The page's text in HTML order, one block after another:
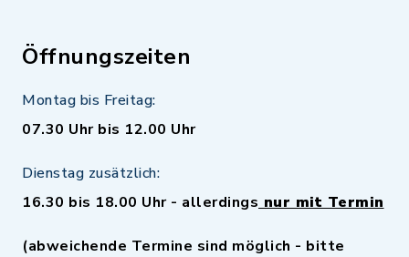
Öffnungszeiten
Montag bis Freitag:
07.30 Uhr bis 12.00 Uhr
Dienstag zusätzlich:
16.30 bis 18.00 Uhr - allerdings nur mit Termin
(abweichende Termine sind möglich - bitte